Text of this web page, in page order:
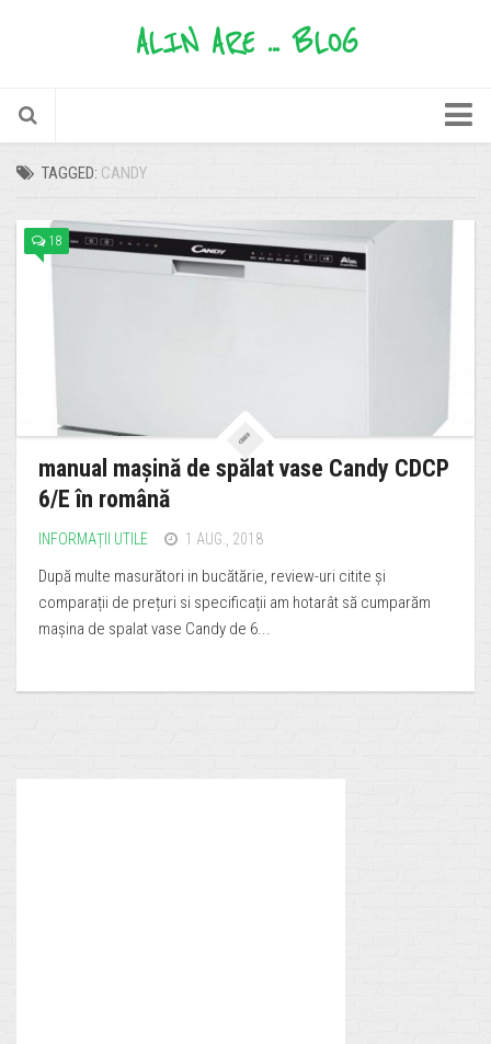
ALIN ARE ... BLOG
timp liber
păreri
mere
TAGGED: CANDY
18
manual mașină de spălat vase Candy CDCP
6/E în română
INFORMAȚII UTILE 1 AUG., 2018
După multe masurători in bucătărie, review-uri citite și
comparații de prețuri si specificații am hotarât să cumparăm
mașina de spalat vase Candy de 6...